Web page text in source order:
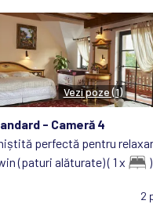
Vezi poze (1)
- Cameră 4
perfectă pentru
(paturi alăturate) ( 1 x
)
2